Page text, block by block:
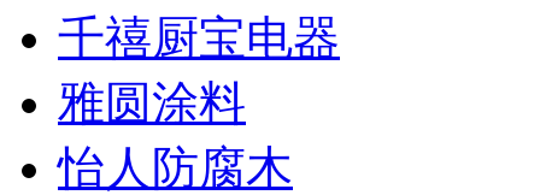
千禧厨宝电器
雅圆涂料
怡人防腐木